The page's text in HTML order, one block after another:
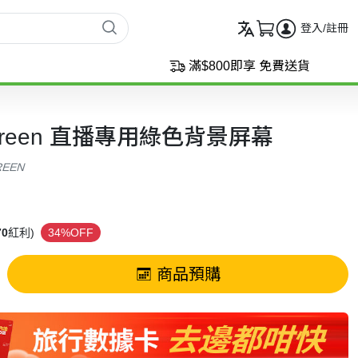
登入/註冊
滿$800即享 免費送貨
直播專用綠色背景屏幕
紅利) 34%OFF
商品預購